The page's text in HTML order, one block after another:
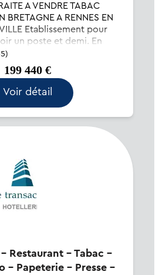
A VENDRE TABAC
BRETAGNE A RENNES EN
VILLE Etablissement pour
un poste et demi. En
Un apport de 70
Pour visiter ce tabac loto
199 440 €
Voir détail
- Papeterie - Presse -